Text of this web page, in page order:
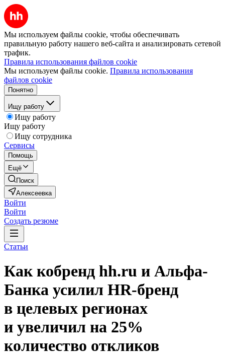
Мы используем файлы cookie, чтобы обеспечивать
правильную работу нашего веб-сайта и анализировать сетевой
трафик.
Правила использования файлов cookie
Мы используем файлы cookie. Правила использования
файлов cookie
Понятно
Ищу работу
Ищу работу
Ищу работу
Ищу сотрудника
Сервисы
Помощь
Ещё
Поиск
Алексеевка
Войти
Войти
Создать резюме
Статьи
Как кобренд hh.ru и Альфа-
Банка усилил HR-бренд
в целевых регионах
и увеличил на 25%
количество откликов